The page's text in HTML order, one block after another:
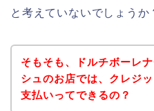
と考えていないでしょうか
そもそも、ドルチボーレ
シュのお店では、クレジ
支払いってできるの？